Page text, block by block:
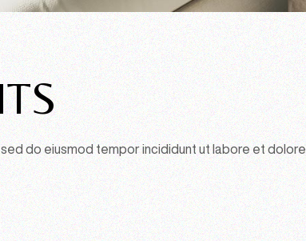
do eiusmod tempor incididunt ut labore et dolore